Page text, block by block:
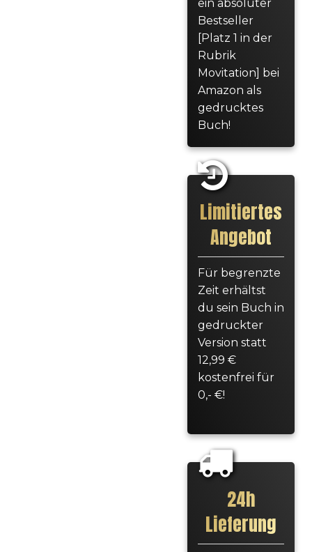
ein absoluter
Bestseller
[Platz 1 in der
Rubrik
Movitation] bei
Amazon als
gedrucktes
Buch!
Limitiertes
Angebot
Für begrenzte
Zeit erhältst
du sein Buch in
gedruckter
Version statt
12,99 €
kostenfrei für
0,- €!
24h
Lieferung